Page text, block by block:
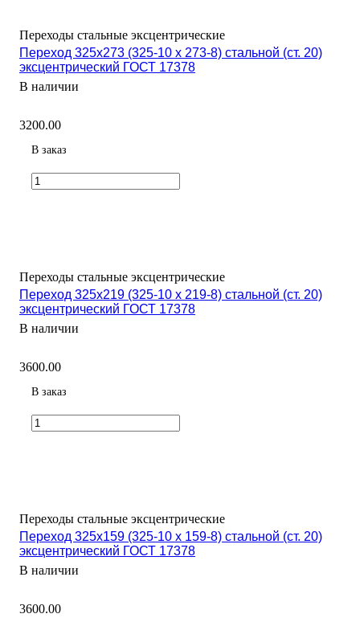
Переходы стальные эксцентрические
Переход 325х273 (325-10 х 273-8) стальной (ст. 20)
эксцентрический ГОСТ 17378
В наличии
3200.00
В заказ
Переходы стальные эксцентрические
Переход 325х219 (325-10 х 219-8) стальной (ст. 20)
эксцентрический ГОСТ 17378
В наличии
3600.00
В заказ
Переходы стальные эксцентрические
Переход 325х159 (325-10 х 159-8) стальной (ст. 20)
эксцентрический ГОСТ 17378
В наличии
3600.00